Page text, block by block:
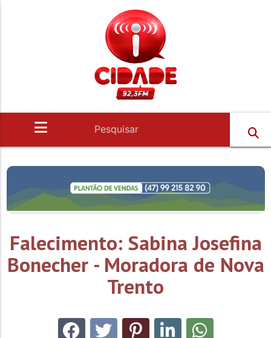
Falecimento: Sabina Josefina
Bonecher - Moradora de Nova
Trento